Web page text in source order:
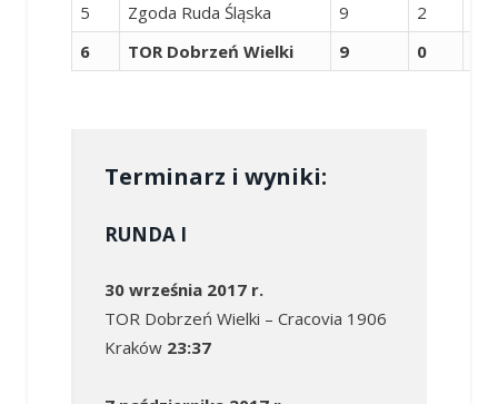
5
Zgoda Ruda Śląska 9 2
6
TOR Dobrzeń Wielki 9 0
Terminarz i wyniki:
RUNDA I
30 września 2017 r.
TOR Dobrzeń Wielki – Cracovia 1906
Kraków 23:37